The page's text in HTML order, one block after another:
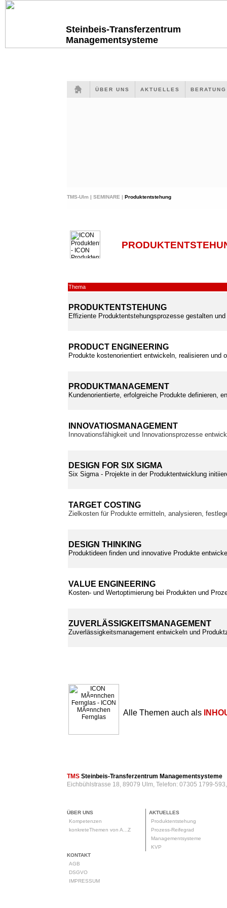
Steinbeis-Transferzentrum
Managementsysteme
ÜBER UNS AKTUELLES
TMS-Ulm | SEMINARE | Produktentstehung
Thema
PRODUKTENTSTEHUNG
Effiziente Produktentstehungsprozesse gestalten und
PRODUCT ENGINEERING
Produkte kostenorientiert entwickeln, realisieren und
PRODUKTMANAGEMENT
Kundenorientierte, erfolgreiche Produkte definieren,
INNOVATIOSMANAGEMENT
Innovationsfähigkeit und Innovationsprozesse
DESIGN FOR SIX SIGMA
Six Sigma - Projekte in der Produktentwicklung
TARGET COSTING
Zielkosten für Produkte ermitteln, analysieren,
DESIGN THINKING
Produktideen finden und innovative Produkte
VALUE ENGINEERING
Kosten- und Wertoptimierung bei Produkten und
ZUVERLÄSSIGKEITSMANAGEMENT
Zuverlässigkeitsmanagement entwickeln und
Alle Themen auch als
TMS Steinbeis-Transferzentrum Managementsysteme
Eichbühlstrasse 18, 89079 Ulm, Telefon: 07305 1799-
ÜBER UNS
Kompetenzen
konkreteThemen von A...Z
AKTUELLES
Produktentstehung
Prozess-Reifegrad
Managementsysteme
KVP
KONTAKT
AGB
DSGVO
IMPRESSUM